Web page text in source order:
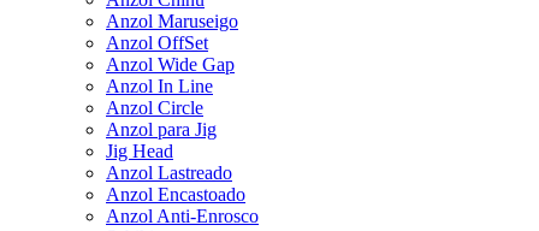
Anzol Maruseigo
Anzol OffSet
Anzol Wide Gap
Anzol In Line
Anzol Circle
Anzol para Jig
Jig Head
Anzol Lastreado
Anzol Encastoado
Anzol Anti-Enrosco